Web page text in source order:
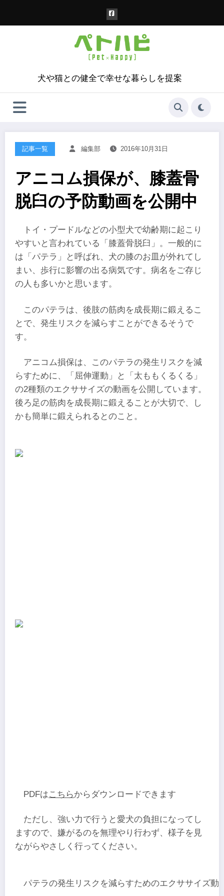
犬や猫との健全で幸せな暮らしを提案
記事一覧 編集部 2016年10月31日
アニコム損保が、膝蓋骨
脱臼の予防動画を公開中
トイ・プードルなどの小型犬で幼齢期に起こり
やすいと言われている「膝蓋骨脱臼」。一般的に
は「パテラ」と呼ばれ、犬の膝のお皿が外れてし
まい、歩行に影響の出る病気です。病名をご存じ
の人も多いかと思います。
このパテラは、後肢の筋肉を成長期に鍛えるこ
とで、発生リスクを減らすことができるそうで
す。
アニコム損保は、このパテラの発生リスクを減
らすために、「屈伸運動」と「太ももくるくる」
の2種類のエクササイズの動画を公開しています。
後ろ足の筋肉を成長期に鍛えることが大切で、し
かも簡単に鍛えられるとのこと。
PDFはこちらからダウンロードできます
ただし、強い力で行うと愛犬の負担になってし
ますので、嫌がるのを無理やり行わず、様子を見
ながらやさしく行ってください。
パテラの発生リスクを減らすためのエクササイズ動